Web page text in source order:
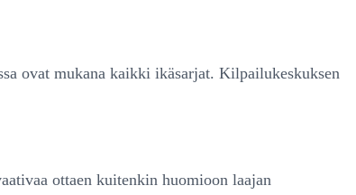
ovat mukana kaikki ikäsarjat. Kilpailukeskuksen
ottaen kuitenkin huomioon laajan